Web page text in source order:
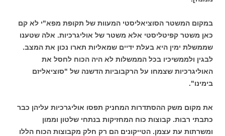
במקום המשטר הסוציאליסטי המעוות של תקופת מפא"י לא קם
כאן משטר קפיטליסטי אלא משטר של אוליגרכיות. אלה שטענו
שממשלת ימין היא בעלת ידיים שמאליות תארו נכון את המצב.
לבגין ולממשיכיו בכל הממשלות לא היה הכוח לחסל את
האוליגרכיות שצמחו על הרקבוביות הדשנה של "סוציאליזם
בימינו".
את מקום משק ההסתדרות המחניק תפסו אוליגרכיות עליהן כבר
כתבתי רבות. קבוצות כוח המחזיקות בנתחי שלטון וממון
ומשרתות עת עצמן. הטייקונים הם רק חלק מקבוצות הכוח הללו